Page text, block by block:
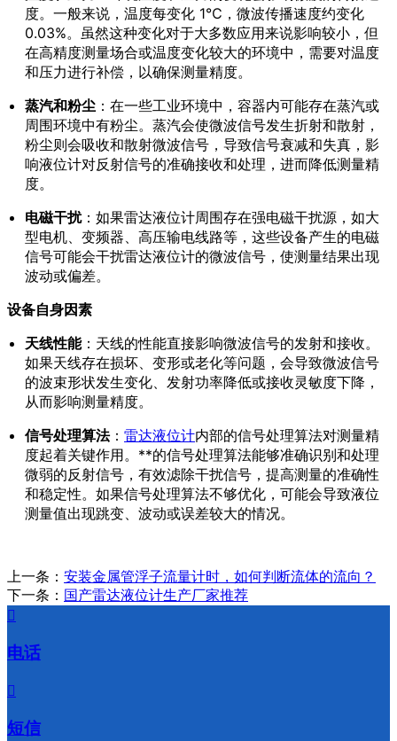
度。一般来说，温度每变化 1℃，微波传播速度约变化
0.03%。虽然这种变化对于大多数应用来说影响较小，但
在高精度测量场合或温度变化较大的环境中，需要对温度
和压力进行补偿，以确保测量精度。
蒸汽和粉尘 ：在一些工业环境中，容器内可能存在蒸汽或
周围环境中有粉尘。蒸汽会使微波信号发生折射和散射，
粉尘则会吸收和散射微波信号，导致信号衰减和失真，影
响液位计对反射信号的准确接收和处理，进而降低测量精
度。
电磁干扰：如果雷达液位计周围存在强电磁干扰源，如大
型电机、变频器、高压输电线路等，这些设备产生的电磁
信号可能会干扰雷达液位计的微波信号，使测量结果出现
波动或偏差。
设备自身因素
天线性能：天线的性能直接影响微波信号的发射和接收。
如果天线存在损坏、变形或老化等问题，会导致微波信号
的波束形状发生变化、发射功率降低或接收灵敏度下降，
从而影响测量精度。
信号处理算法： 雷达液位计内部的信号处理算法对测量精
度起着关键作用。**的信号处理算法能够准确识别和处理
微弱的反射信号，有效滤除干扰信号，提高测量的准确性
和稳定性。如果信号处理算法不够优化，可能会导致液位
测量值出现跳变、波动或误差较大的情况。
上一条： 安装金属管浮子流量计时，如何判断流体的流向？
下一条： 国产雷达液位计生产厂家推荐

电话

短信